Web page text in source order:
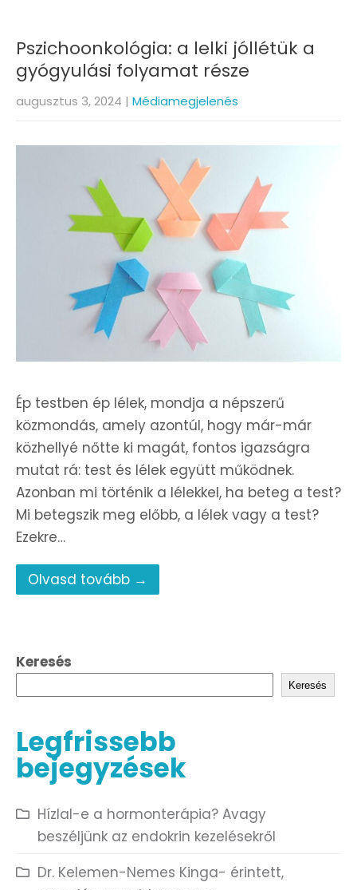
Pszichoonkológia: a lelki jóllétük a
gyógyulási folyamat része
augusztus 3, 2024 | Médiamegjelenés
Ép testben ép lélek, mondja a népszerű
közmondás, amely azontúl, hogy már-már
közhellyé nőtte ki magát, fontos igazságra
mutat rá: test és lélek együtt működnek.
Azonban mi történik a lélekkel, ha beteg a test?
Mi betegszik meg előbb, a lélek vagy a test?
Ezekre…
Olvasd tovább →
Keresés
Keresés
Legfrissebb
bejegyzések
Hízlal-e a hormonterápia? Avagy
beszéljünk az endokrin kezelésekről
Dr. Kelemen-Nemes Kinga- érintett,